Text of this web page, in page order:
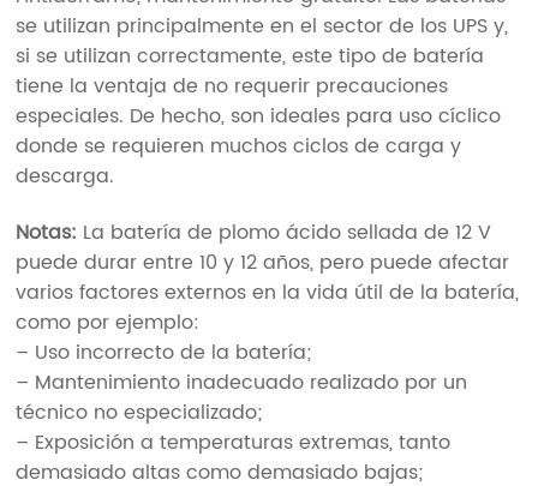
se utilizan principalmente en el sector de los UPS y,
si se utilizan correctamente, este tipo de batería
tiene la ventaja de no requerir precauciones
especiales. De hecho, son ideales para uso cíclico
donde se requieren muchos ciclos de carga y
descarga.
Notas: La batería de plomo ácido sellada de 12 V
puede durar entre 10 y 12 años, pero puede afectar
varios factores externos en la vida útil de la batería,
como por ejemplo:
– Uso incorrecto de la batería;
– Mantenimiento inadecuado realizado por un
técnico no especializado;
– Exposición a temperaturas extremas, tanto
demasiado altas como demasiado bajas;